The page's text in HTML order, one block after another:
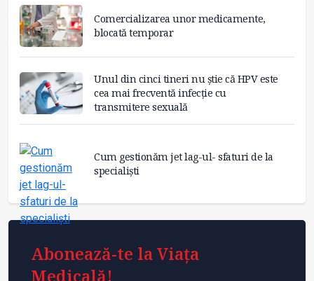
Comercializarea unor medicamente,
blocată temporar
Unul din cinci tineri nu știe că HPV este
cea mai frecventă infecție cu
transmitere sexuală
Cum gestionăm jet lag-ul- sfaturi de la
specialiști
Abonează-te la Viața
Medicală!